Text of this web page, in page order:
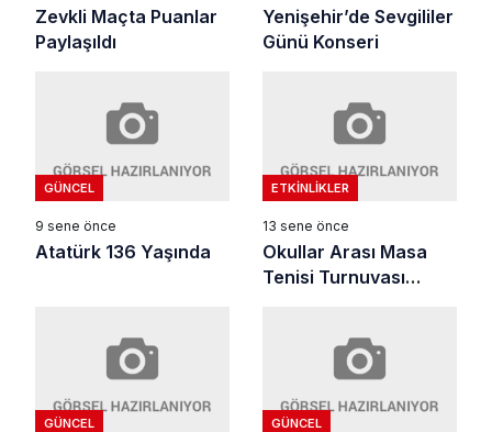
Zevkli Maçta Puanlar
Paylaşıldı
Yenişehir’de Sevgililer
Günü Konseri
GÜNCEL
9 sene önce
Atatürk 136 Yaşında
ETKINLIKLER
13 sene önce
Okullar Arası Masa
Tenisi Turnuvası
GÜNCEL GÜNCEL